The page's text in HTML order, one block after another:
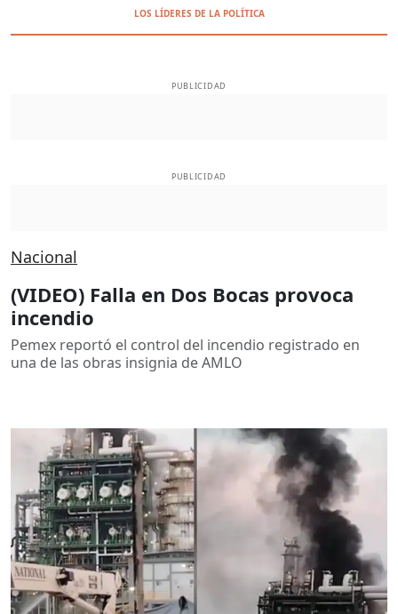
LOS LÍDERES DE LA POLÍTICA
PUBLICIDAD
PUBLICIDAD
Nacional
(VIDEO) Falla en Dos Bocas provoca
incendio
Pemex reportó el control del incendio registrado en
una de las obras insignia de AMLO